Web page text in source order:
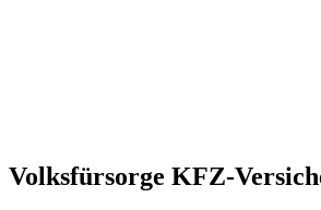
Volksfürsorge KFZ-